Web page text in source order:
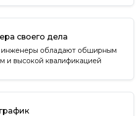
своего дела
обладают обширным
и высокой квалификацией